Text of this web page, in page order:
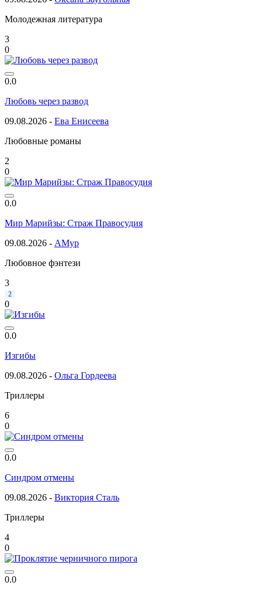
Молодежная литература
3
0
0.0
Любовь через развод
09.08.2026 - Ева Енисеева
Любовные романы
2
0
0.0
Мир Марийзы: Страж Правосудия
09.08.2026 - АМур
Любовное фэнтези
3
2
0
0.0
Изгибы
09.08.2026 - Ольга Гордеева
Триллеры
6
0
0.0
Синдром отмены
09.08.2026 - Виктория Сталь
Триллеры
4
0
0.0